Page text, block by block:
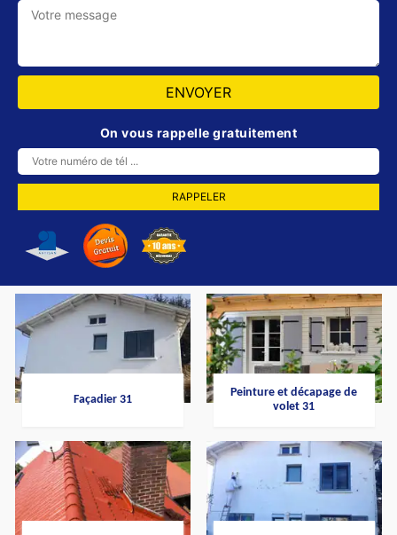
On vous rappelle gratuitement
Façadier 31
Peinture et décapage de
volet 31